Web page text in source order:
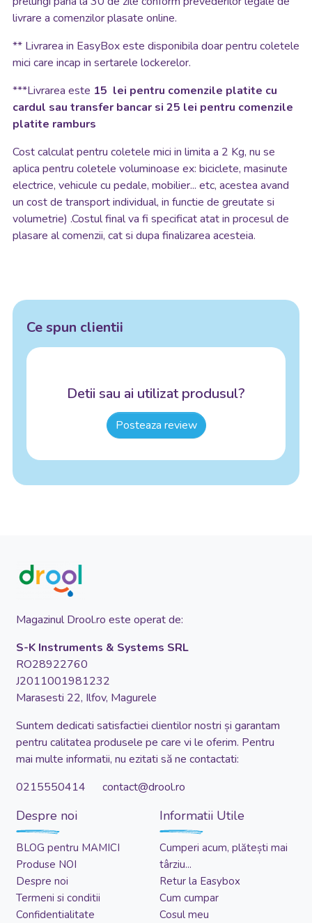
livrare a comenzilor plasate online.
** Livrarea in EasyBox este disponibila doar pentru coletele
mici care incap in sertarele lockerelor.
***Livrarea este 15 lei pentru comenzile platite cu
cardul sau transfer bancar si 25 lei pentru comenzile
platite ramburs
Cost calculat pentru coletele mici in limita a 2 Kg, nu se
aplica pentru coletele voluminoase ex: biciclete, masinute
electrice, vehicule cu pedale, mobilier... etc, acestea avand
un cost de transport individual, in functie de greutate si
volumetrie) .Costul final va fi specificat atat in procesul de
plasare al comenzii, cat si dupa finalizarea acesteia.
Ce spun clientii
Detii sau ai utilizat produsul?
Posteaza review
Magazinul Drool.ro este operat de:
S-K Instruments & Systems SRL
RO28922760
J2011001981232
Marasesti 22, Ilfov, Magurele
Suntem dedicati satisfactiei clientilor nostri și garantam
pentru calitatea produsele pe care vi le oferim. Pentru
mai multe informatii, nu ezitati să ne contactati:
0215550414 contact@drool.ro
Despre noi
BLOG pentru MAMICI
Produse NOI
Despre noi
Termeni si conditii
Confidentialitate
Informatii Utile
Cumperi acum, plătești mai
târziu...
Retur la Easybox
Cum cumpar
Cosul meu